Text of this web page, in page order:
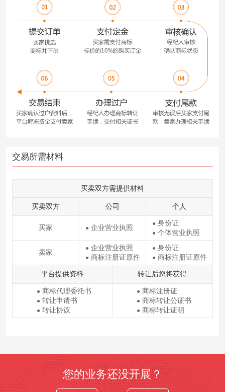
交易所需材料
买卖双方需提供材料
买卖双方 公司 个人
买家 ●企业营业执照 ●身份证
●个体营业执照
卖家 ●企业营业执照
●商标注册证原件
●身份证
●商标注册证原件
平台提供资料 转让后您将获得
●商标代理委托书
●转让申请书
●转让协议
●商标注册证
●商标转让公证书
●商标转让证明
您的业务还没开展？